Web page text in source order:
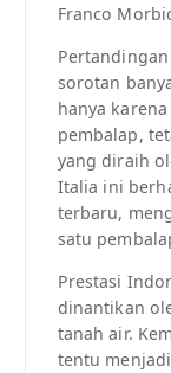
Franco
sorotan
hanya
pembalap,
yang diraih
Italia ini
terbaru,
satu
Prestasi
dinantikan
tanah air.
tentu